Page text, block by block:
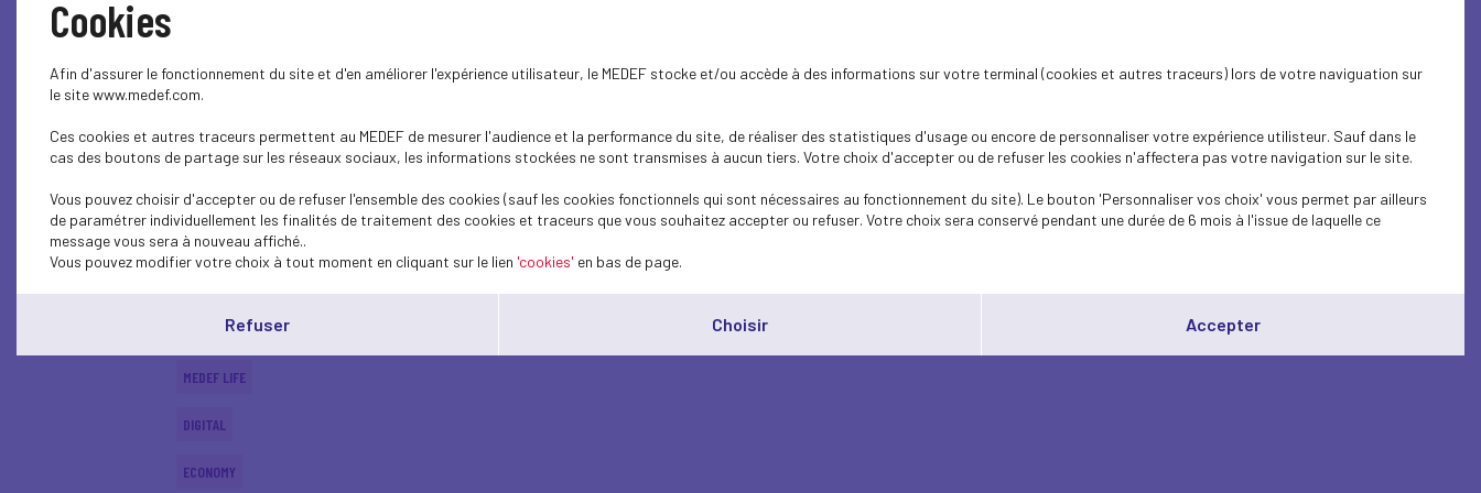
ECONOMY
DIGITAL
ECONOMY
MEDEF LIFE
DIGITAL
ECONOMY
Cookies
Afin d'assurer le fonctionnement du site et d'en améliorer l'expérience utilisateur, le MEDEF stocke et/ou accède à des informations sur votre terminal (cookies et autres traceurs) lors de votre naviguation sur
le site www.medef.com.
Ces cookies et autres traceurs permettent au MEDEF de mesurer l'audience et la performance du site, de réaliser des statistiques d'usage ou encore de personnaliser votre expérience utilisteur. Sauf dans le
cas des boutons de partage sur les réseaux sociaux, les informations stockées ne sont transmises à aucun tiers. Votre choix d'accepter ou de refuser les cookies n'affectera pas votre navigation sur le site.
Vous pouvez choisir d'accepter ou de refuser l'ensemble des cookies (sauf les cookies fonctionnels qui sont nécessaires au fonctionnement du site). Le bouton 'Personnaliser vos choix' vous permet par ailleurs
de paramétrer individuellement les finalités de traitement des cookies et traceurs que vous souhaitez accepter ou refuser. Votre choix sera conservé pendant une durée de 6 mois à l'issue de laquelle ce
message vous sera à nouveau affiché..
Vous pouvez modifier votre choix à tout moment en cliquant sur le lien 'cookies' en bas de page.
Refuser Choisir Accepter